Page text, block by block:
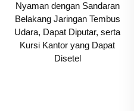
Nyaman dengan Sandaran
Belakang Jaringan Tembus
Udara, Dapat Diputar, serta
Kursi Kantor yang Dapat
Disetel